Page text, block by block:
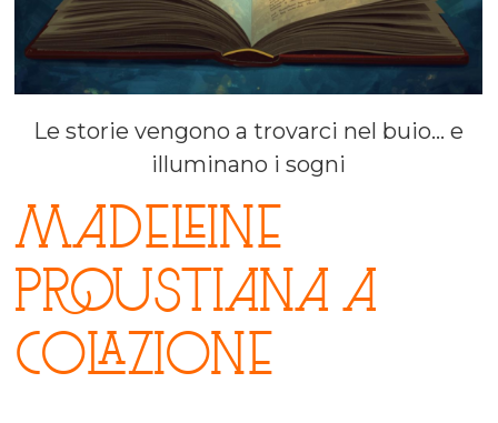
Le storie vengono a trovarci nel buio… e
illuminano i sogni
Madeleine
proustiana a
colazione